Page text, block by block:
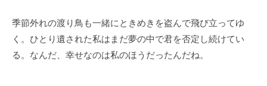
季節外れの渡り鳥も一緒にときめきを盗んで飛び立ってゆ
く。ひとり遺された私はまだ夢の中で君を否定し続けてい
る。なんだ、幸せなのは私のほうだったんだね。